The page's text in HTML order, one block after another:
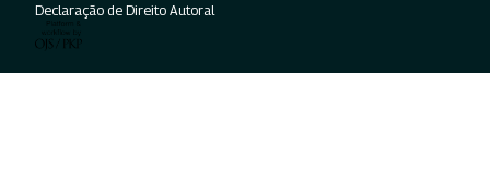
Declaração de Direito Autoral